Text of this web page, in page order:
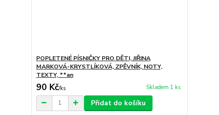
POPLETENÉ PÍSNIČKY PRO DĚTI, JIŘINA
MARKOVÁ-KRYSTLÍKOVÁ, ZPĚVNÍK, NOTY,
TEXTY, **an
90 Kč/ks Skladem 1 ks
Přidat do košíku